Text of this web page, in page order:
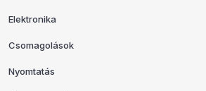
Elektronika
Csomagolások
Nyomtatás